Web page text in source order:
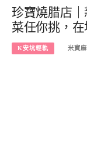
珍寶燒腊店
菜任你挑，在
K安坑輕軌 米寶